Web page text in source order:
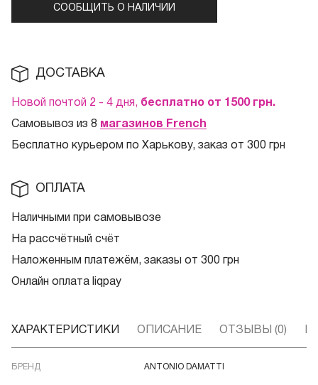
СООБЩИТЬ О НАЛИЧИИ
ДОСТАВКА
Новой почтой 2 - 4 дня, бесплатно от 1500 грн.
Самовывоз из 8 магазинов French
Бесплатно курьером по Харькову, заказ от 300 грн
ОПЛАТА
Наличными при самовывозе
На рассчётный счёт
Наложенным платежём, заказы от 300 грн
Онлайн оплата liqpay
ХАРАКТЕРИСТИКИ ОПИСАНИЕ ОТЗЫВЫ (0)
БРЕНД ANTONIO DAMATTI